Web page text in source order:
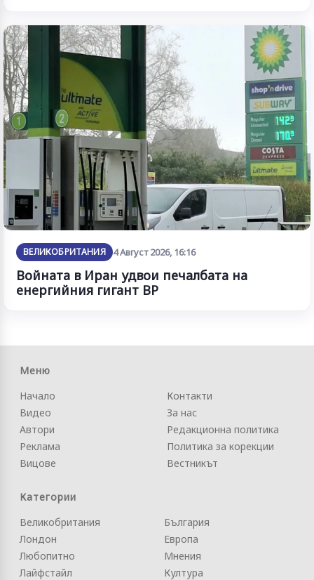
ВЕЛИКОБРИТАНИЯ 4 Август 2026, 16:16
Войната в Иран удвои печалбата на
енергийния гигант BP
Меню
Начало
Видео
Автори
Реклама
Вицове
Контакти
За нас
Редакционна политика
Политика за корекции
Вестникът
Категории
Великобритания
Лондон
Любопитно
Лайфстайл
България
Европа
Мнения
Култура